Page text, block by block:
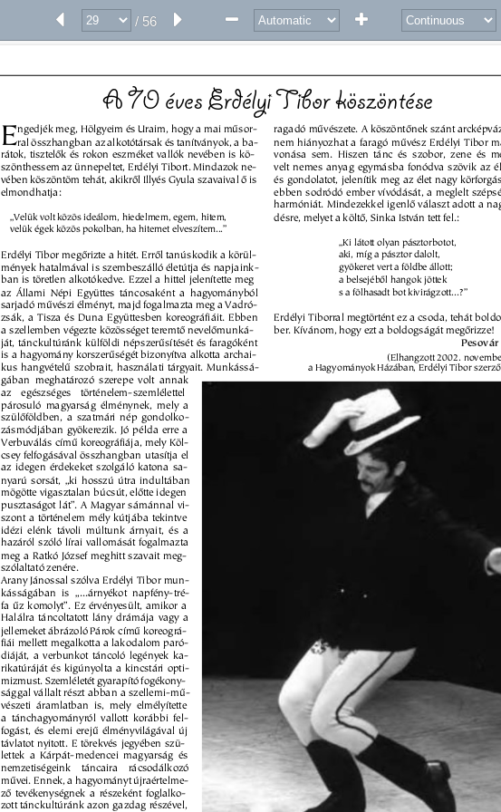
/ 56
folkMAGazin
E ngedjék meg, Hölgyeim és Uraim, hogy a mai mûsor-
ral összhangban az alkotótársak és tanítványok, a ba-
rátok, tisztelõk és rokon eszméket vallók nevében is kö-
szönthessem az ünnepeltet, Erdélyi Tibort. Mindazok ne-
vében köszöntöm tehát, akikrõl Illyés Gyula szavaival õ is
elmondhatja:
„Velük volt közös ideálom, hiedelmem, egem, hitem,
velük égek közös pokolban, ha hitemet elveszítem...”
Erdélyi Tibor megõrizte a hitét. Errõl tanúskodik a körül-
mények hatalmával is szembeszálló életútja és napjaink-
ban is töretlen alkotókedve. Ezzel a hittel jelenítette meg
az Állami Népi Együttes táncosaként a hagyományból
sarjadó mûvészi élményt, majd fogalmazta meg a Vadró-
zsák, a Tisza és Duna Együttesben koreográfiáit. Ebben
a szellemben végezte közösséget teremtõ nevelõmunká-
ját, tánckultúránk külföldi népszerûsítését és faragóként
is a hagyomány korszerûségét bizonyítva alkotta archai-
kus hangvételû szobrait, használati tárgyait. Munkássá-
gában meghatározó szerepe volt annak
az egészséges történelem-szemlélettel
párosuló magyarság élménynek, mely a
szülõföldben, a szatmári nép gondolko-
zásmódjában gyökerezik. Jó példa erre a
Verbuválás címû koreográfiája, mely Köl-
csey felfogásával összhangban utasítja el
az idegen érdekeket szolgáló katona sa-
nyarú sorsát, „ki hosszú útra indultában
mögötte vigasztalan búcsút, elõtte idegen
pusztaságot lát”. A Magyar sámánnal vi-
szont a történelem mély kútjába tekintve
idézi elénk távoli múltunk árnyait, és a
hazáról szóló lírai vallomását fogalmazta
meg a Ratkó József meghitt szavait meg-
szólaltató zenére.
Arany Jánossal szólva Erdélyi Tibor mun-
kásságában is „...árnyékot napfény-tré-
fa ûz komolyt”. Ez érvényesült, amikor a
Halálra táncoltatott lány drámája vagy a
jellemeket ábrázoló Párok címû koreográ-
fiái mellett megalkotta a lakodalom paró-
diáját, a verbunkot táncoló legények ka-
rikatúráját és kigúnyolta a kincstári opti-
mizmust. Szemléletét gyarapító fogékony-
sággal vállalt részt abban a szellemi-mû-
vészeti áramlatban is, mely elmélyítette
a tánchagyományról vallott korábbi fel-
fogást, és elemi erejû élményvilágával új
távlatot nyitott. E törekvés jegyében szü-
lettek a Kárpát-medencei magyarság és
nemzetiségeink táncaira rácsodálkozó
mûvei. Ennek, a hagyományt újraértelme-
zõ tevékenységnek a részeként foglalko-
zott tánckultúránk azon gazdag részével,
ragadó mûvészete. A köszöntõnek szánt
nem hiányozhat a faragó mûvész Erdélyi Tibor
vonása sem. Hiszen tánc és szobor, zene és
velt nemes anyag egymásba fonódva szövik az
és gondolatot, jelenítik meg az élet nagy
ebben sodródó ember vívódását, a meglelt
harmóniát. Mindezekkel igenlõ választ adott a
désre, melyet a költõ, Sinka István tett fel.:
„Ki látott olyan pásztorbotot,
aki, míg a pásztor dalolt,
gyökeret vert a földbe állott;
a belsejébõl hangok jöttek
s a fölhasadt bot kivirágzott...?”
Erdélyi Tiborral megtörtént ez a csoda, tehát
ber. Kívánom, hogy ezt a boldogságát megõrizze!
(Elhangzott 2002.
a Hagyományok Házában, Erdélyi Tibor
A 70 éves Erdélyi Tibor köszöntése